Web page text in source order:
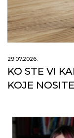
29.07.2026.
KO STE VI
KOJE